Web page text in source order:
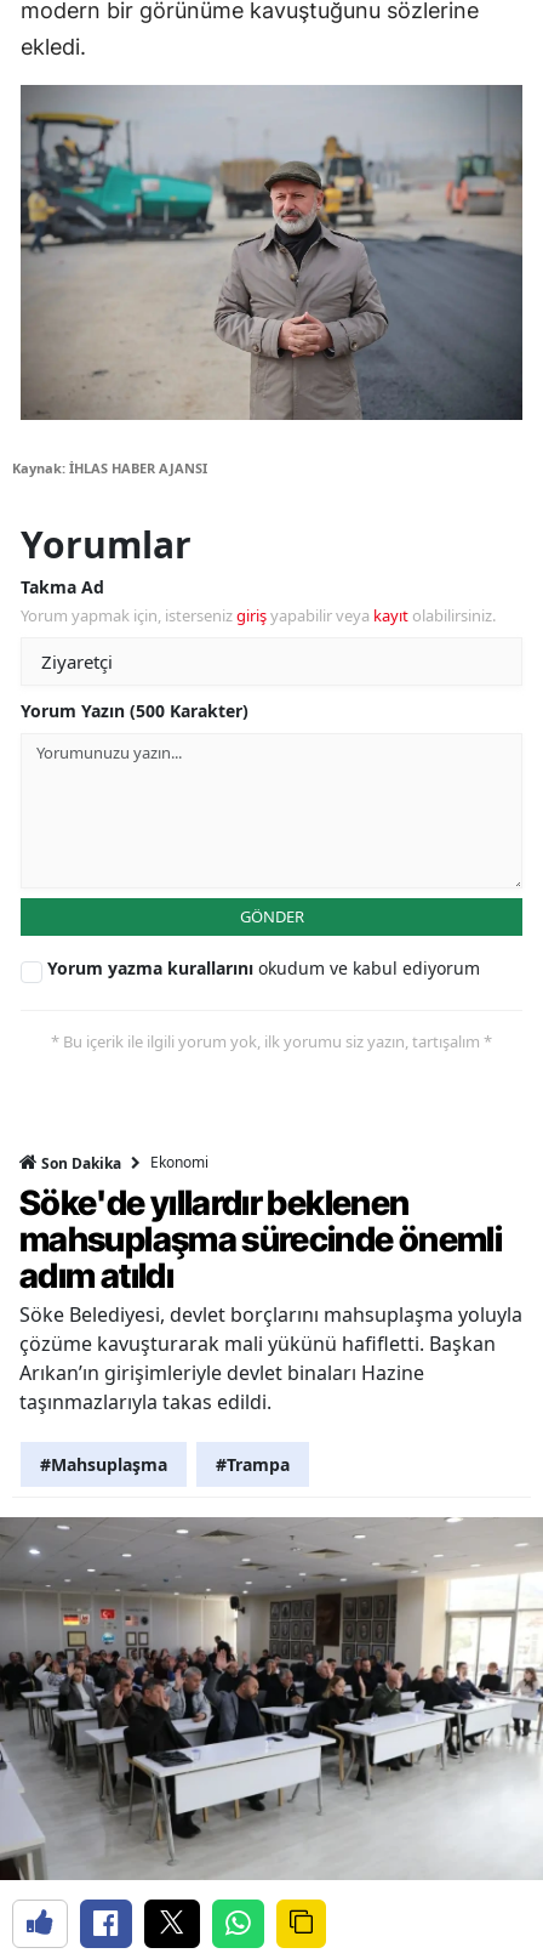
modern bir görünüme kavuştuğunu sözlerine
ekledi.
Kaynak: İHLAS HABER AJANSI
Yorumlar
Takma Ad
Yorum yapmak için, istersenizgirişyapabilir veya kayıt olabilirsiniz.
Yorum Yazın (500 Karakter)
GÖNDER
Yorum yazma kurallarını okudum ve kabul ediyorum
* Bu içerik ile ilgili yorum yok, ilk yorumu siz yazın, tartışalım *
Son Dakika Ekonomi
Söke'de yıllardır beklenen
mahsuplaşma sürecinde önemli
adım atıldı
Söke Belediyesi, devlet borçlarını mahsuplaşma yoluyla
çözüme kavuşturarak mali yükünü hafifletti. Başkan
Arıkan’ın girişimleriyle devlet binaları Hazine
taşınmazlarıyla takas edildi.
#Mahsuplaşma #Trampa